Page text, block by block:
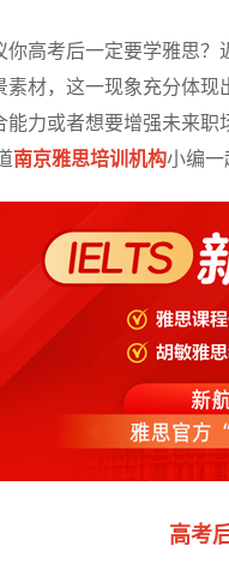
考后一定要学雅思？
素材，这一现象充分体
能力或者想要增强未来
南京雅思培训机构小编一
高考